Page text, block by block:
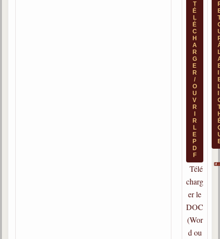
T
É
L
É
C
H
A
R
G
E
R
/
O
U
V
R
R
L
E
P
D
F
Télé
charg
er le
DOC
(Wor
d ou